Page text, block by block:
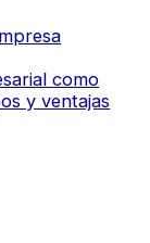
como
y ventajas